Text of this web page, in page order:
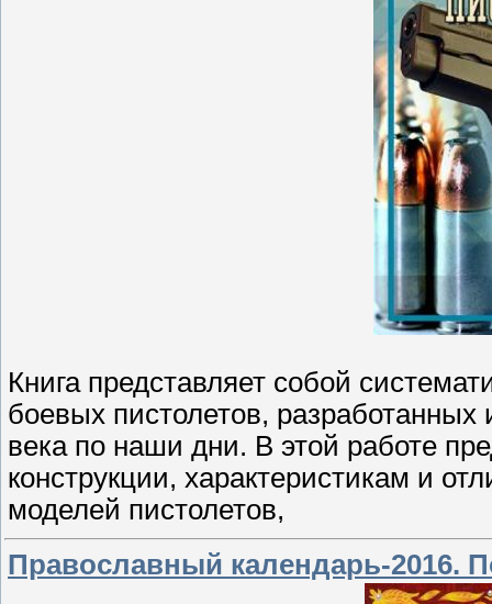
Книга представляет собой
боевых пистолетов,
века по наши дни. В этой работе
конструкции, характеристикам и
моделей пистолетов,
Православный календарь-2016.